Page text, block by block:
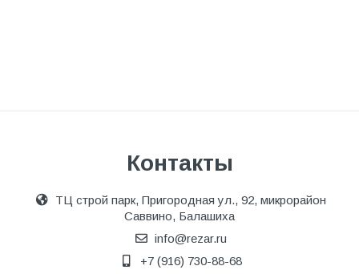
Контакты
ТЦ строй парк, Пригородная ул., 92, микрорайон
Саввино, Балашиха
info@rezar.ru
+7 (916) 730-88-68